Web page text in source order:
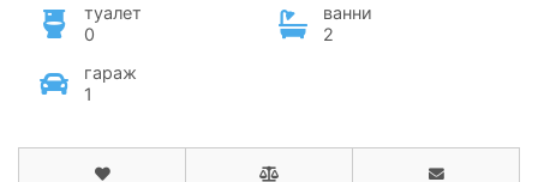
туалет
0
ванни
2
гараж
1